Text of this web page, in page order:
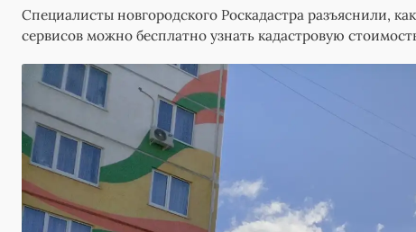
Специалисты новгородского Роскадастра разъяснили,
сервисов можно бесплатно узнать кадастровую